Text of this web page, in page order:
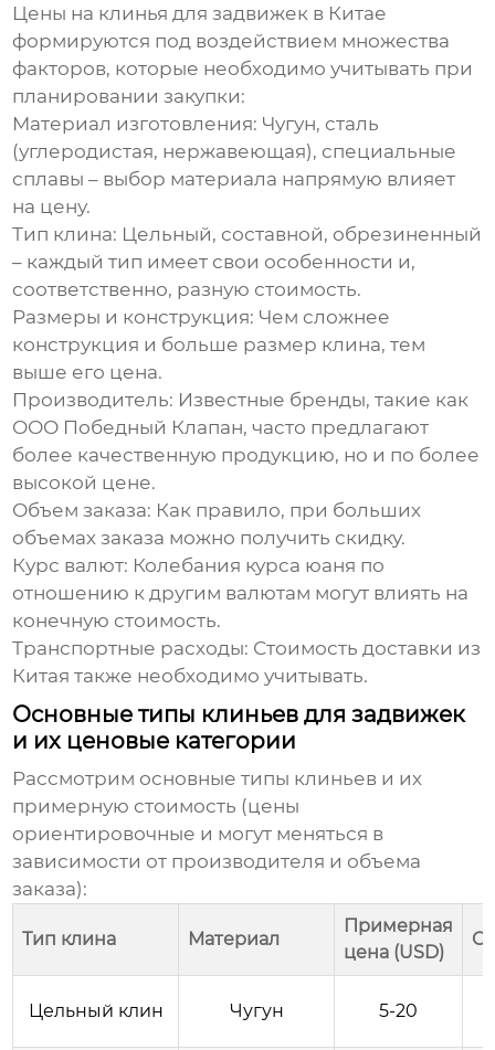
Цены на клинья для задвижек в Китае
формируются под воздействием множества
факторов, которые необходимо учитывать при
планировании закупки:
Материал изготовления: Чугун, сталь
(углеродистая, нержавеющая), специальные
сплавы – выбор материала напрямую влияет
на цену.
Тип клина: Цельный, составной, обрезиненный
– каждый тип имеет свои особенности и,
соответственно, разную стоимость.
Размеры и конструкция: Чем сложнее
конструкция и больше размер клина, тем
выше его цена.
Производитель: Известные бренды, такие как
ООО Победный Клапан, часто предлагают
более качественную продукцию, но и по более
высокой цене.
Объем заказа: Как правило, при больших
объемах заказа можно получить скидку.
Курс валют: Колебания курса юаня по
отношению к другим валютам могут влиять на
конечную стоимость.
Транспортные расходы: Стоимость доставки из
Китая также необходимо учитывать.
Основные типы клиньев для задвижек
и их ценовые категории
Рассмотрим основные типы клиньев и их
примерную стоимость (цены
ориентировочные и могут меняться в
зависимости от производителя и объема
заказа):
Тип клина Материал
Примерная
цена (USD)
Цельный клин Чугун 5-20